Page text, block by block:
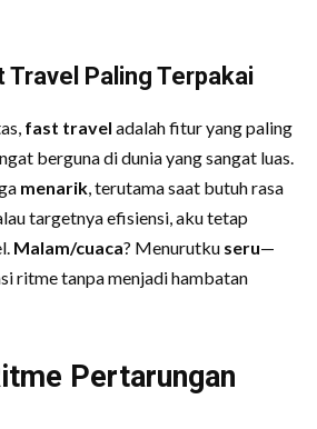
Travel Paling Terpakai
fast travel adalah fitur yang paling
berguna di dunia yang sangat luas.
menarik, terutama saat butuh rasa
targetnya efisiensi, aku tetap
Malam/cuaca? Menurutku seru—
ritme tanpa menjadi hambatan
Pertarungan